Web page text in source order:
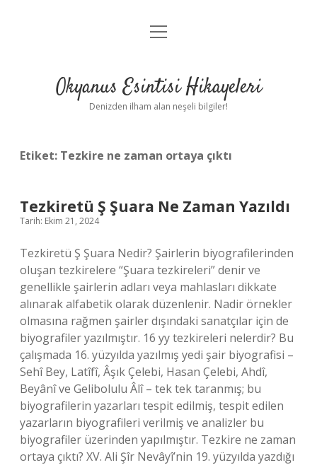
Anasayfa
Yasal Uyarı
menüyü
Okyanus Esintisi Hikayeleri
Denizden ilham alan neşeli bilgiler!
Etiket: Tezkire ne zaman ortaya çıktı
Tezkiretü Ş Şuara Ne Zaman Yazıldı
Tarih: Ekim 21, 2024
Tezkiretü Ş Şuara Nedir? Şairlerin biyografilerinden
oluşan tezkirelere “Şuara tezkireleri” denir ve
genellikle şairlerin adları veya mahlasları dikkate
alınarak alfabetik olarak düzenlenir. Nadir örnekler
olmasına rağmen şairler dışındaki sanatçılar için de
biyografiler yazılmıştır. 16 yy tezkireleri nelerdir? Bu
çalışmada 16. yüzyılda yazılmış yedi şair biyografisi –
Sehî Bey, Latîfî, Âşık Çelebi, Hasan Çelebi, Ahdî,
Beyânî ve Gelibolulu Âlî – tek tek taranmış; bu
biyografilerin yazarları tespit edilmiş, tespit edilen
yazarların biyografileri verilmiş ve analizler bu
biyografiler üzerinden yapılmıştır. Tezkire ne zaman
ortaya çıktı? XV. Ali Şîr Nevâyî’nin 19. yüzyılda yazdığı